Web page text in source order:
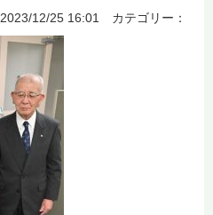
2023/12/25 16:01 カテゴリー：